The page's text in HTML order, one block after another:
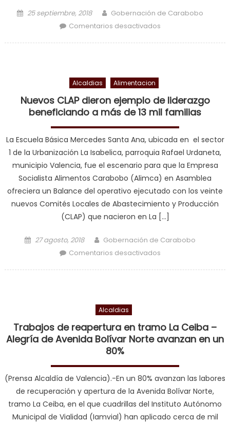
Posted on
25 septiembre, 2018 Author
Gobernación de Carabobo
Comentarios desactivados
Alcaldias Alimentacion
Nuevos CLAP dieron ejemplo de liderazgo
beneficiando a más de 13 mil familias
La Escuela Básica Mercedes Santa Ana, ubicada en el sector
1 de la Urbanización La Isabelica, parroquia Rafael Urdaneta,
municipio Valencia, fue el escenario para que la Empresa
Socialista Alimentos Carabobo (Alimca) en Asamblea
ofreciera un Balance del operativo ejecutado con los veinte
nuevos Comités Locales de Abastecimiento y Producción
(CLAP) que nacieron en La […]
Posted on
27 agosto, 2018 Author
Gobernación de Carabobo
Comentarios desactivados
Alcaldias
Trabajos de reapertura en tramo La Ceiba –
Alegría de Avenida Bolívar Norte avanzan en un
80%
(Prensa Alcaldía de Valencia).-En un 80% avanzan las labores
de recuperación y apertura de la Avenida Bolívar Norte,
tramo La Ceiba, en el que cuadrillas del Instituto Autónomo
Municipal de Vialidad (Iamvial) han aplicado cerca de mil